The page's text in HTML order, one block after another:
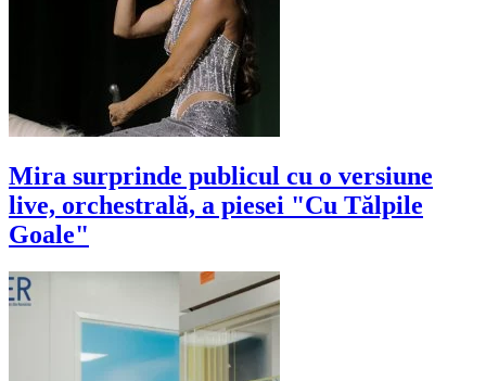
Mira surprinde publicul cu o versiune
live, orchestrală, a piesei "Cu Tălpile
Goale"